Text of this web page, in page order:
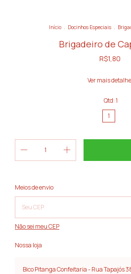
Início . Docinhos Especiais .
Brigadeiro de
R$1,80
Ver mais
Qtd:1
1
Entregas para o CEP:
Meios de envio
Não sei meu CEP
Nossa loja
Bico Pitanga Confeitaria - Rua Tapajós